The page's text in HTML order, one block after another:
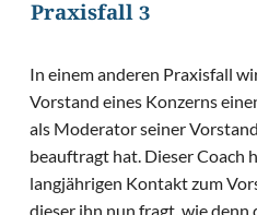
Praxisfall 3
In einem anderen Praxisfall
Vorstand eines Konzerns
als Moderator seiner
beauftragt hat. Dieser Coach
langjährigen Kontakt zum
dieser ihn nun fragt, wie